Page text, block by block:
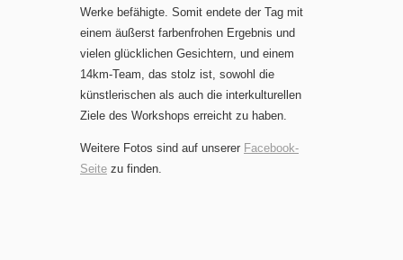
Werke befähigte. Somit endete der Tag mit
einem äußerst farbenfrohen Ergebnis und
vielen glücklichen Gesichtern, und einem
14km-Team, das stolz ist, sowohl die
künstlerischen als auch die interkulturellen
Ziele des Workshops erreicht zu haben.
Weitere Fotos sind auf unserer Facebook-
Seite zu finden.